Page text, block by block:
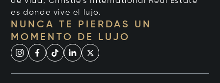
es donde vive el lujo.
NUNCA TE PIERDAS UN
MOMENTO DE LUJO